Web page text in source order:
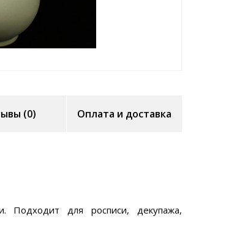
(0) Оплата и доставка
Подходит для росписи, декупажа,